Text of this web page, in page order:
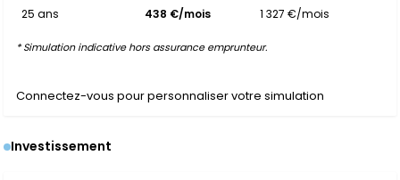
25 ans
438 €/mois 1 327 €/mois
* Simulation indicative hors assurance emprunteur.
Connectez-vous pour personnaliser votre simulation
Investissement